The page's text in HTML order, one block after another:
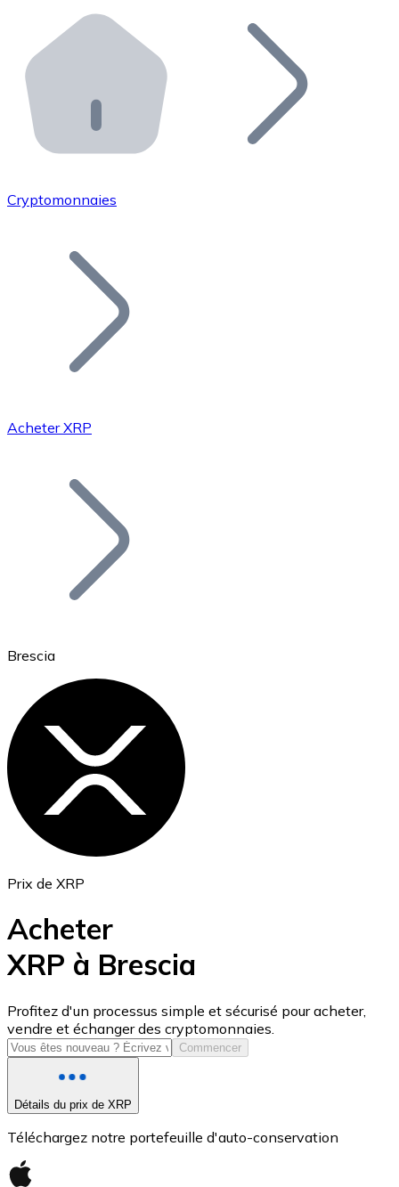
Distributeurs automatiques Bitnovo
Intégrez un ATM Bitnovo dans votre entreprise et
API Bitnovo
Intégrez notre API dans votre écosystème.
Rejoignez notre réseau de distributeurs et
Ajoutez le token de votre projet à notre service
Bitcoin
Ethereum
USD Coin
USDC
Cryptomonnaies
Acheter XRP
Brescia
Prix de XRP
Acheter
XRP à Brescia
Profitez d'un processus simple et sécurisé pour acheter,
vendre et échanger des cryptomonnaies.
Commencer
Détails du prix de XRP
Téléchargez notre portefeuille d'auto-conservation